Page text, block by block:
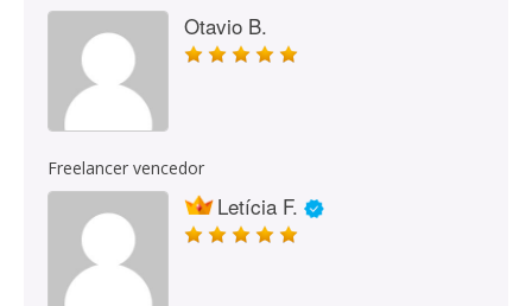
Otavio B.
Freelancer vencedor
Letícia F.